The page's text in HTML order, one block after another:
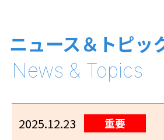
ニュース＆トピッ
2025.12.23 重要